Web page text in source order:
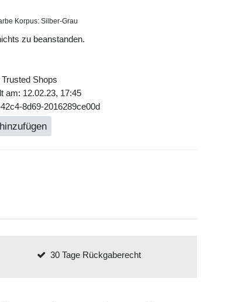
Korpus: Silber-Grau
zu beanstanden.
Shops
am: 12.02.23, 17:45
8d69-2016289ce00d
30 Tage Rückgaberecht